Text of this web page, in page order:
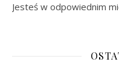
Jesteś w odpowiednim